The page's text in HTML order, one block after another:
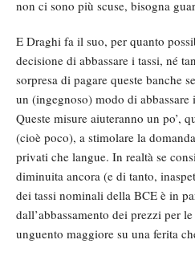
non ci sono più scuse, bisogna
E Draghi fa il suo, per quanto
decisione di abbassare i tassi, né
sorpresa di pagare queste banche
un (ingegnoso) modo di abbassare
Queste misure aiuteranno un po’,
(cioè poco), a stimolare la
privati che langue. In realtà se
diminuita ancora (e di tanto,
dei tassi nominali della BCE è in
dall’abbassamento dei prezzi per
unguento maggiore su una ferita